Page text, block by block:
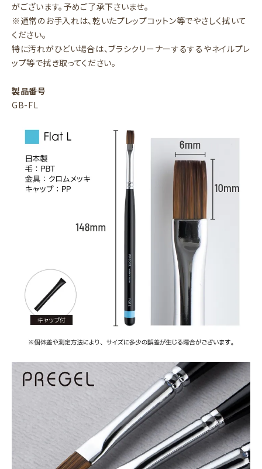
がございます。予めご了承下さいませ。
※通常のお手入れは、乾いたプレップコットン等でやさしく拭いて
ください。
特に汚れがひどい場合は、ブラシクリーナーするするやネイルプレ
ップ等で拭き取ってください。
製品番号
GB-FL